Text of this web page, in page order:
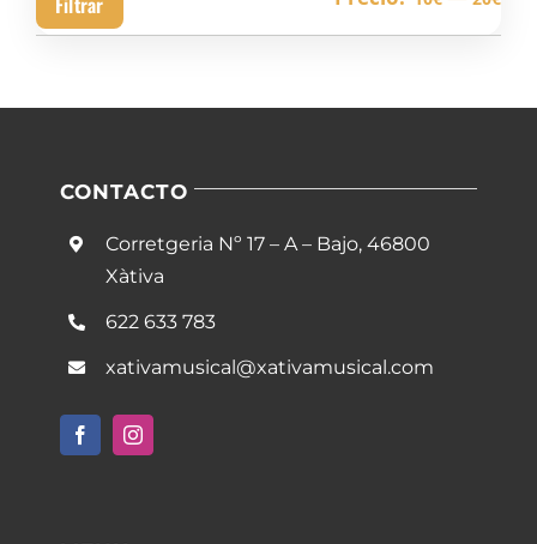
CONTACTO
Corretgeria Nº 17 – A – Bajo, 46800
Xàtiva
622 633 783
xativamusical@xativamusical.com